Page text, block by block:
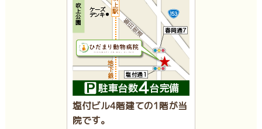
塩付ビル4階建ての1階が当
院です。